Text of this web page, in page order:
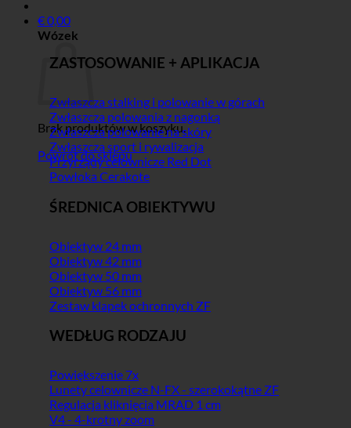
€0,00
Wózek
Brak produktów w koszyku.
Powrót do sklepu
ZASTOSOWANIE + APLIKACJA
Zwłaszcza stalking i polowanie w górach
Zwłaszcza polowania z nagonką
Zwłaszcza polowanie na skóry
Zwłaszcza sport i rywalizacja
Przyrządy celownicze Red Dot
Powłoka Cerakote
ŚREDNICA OBIEKTYWU
Obiektyw 24 mm
Obiektyw 42 mm
Obiektyw 50 mm
Obiektyw 56 mm
Zestaw klapek ochronnych ZF
WEDŁUG RODZAJU
Powiększenie 7x
Lunety celownicze N-FX - szerokokątne ZF
Regulacja kliknięcia MRAD 1 cm
V4 - 4-krotny zoom